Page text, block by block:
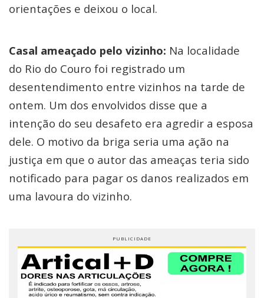
orientações e deixou o local.
Casal ameaçado pelo vizinho: Na localidade
do Rio do Couro foi registrado um
desentendimento entre vizinhos na tarde de
ontem. Um dos envolvidos disse que a
intenção do seu desafeto era agredir a esposa
dele. O motivo da briga seria uma ação na
justiça em que o autor das ameaças teria sido
notificado para pagar os danos realizados em
uma lavoura do vizinho.